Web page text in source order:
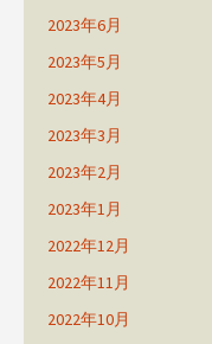
2023年6月
2023年5月
2023年4月
2023年3月
2023年2月
2023年1月
2022年12月
2022年11月
2022年10月